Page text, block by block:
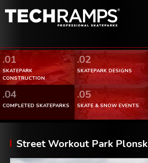
.01
SKATEPARK
CONSTRUCTION
.02
SKATEPARK DESIGNS
.04
COMPLETED SKATEPARKS
.05
SKATE & SNOW EVENTS
Street Workout Park Plonsk